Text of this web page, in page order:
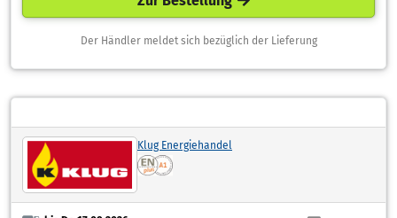
Der Händler meldet sich bezüglich der Lieferung
Klug Energiehandel